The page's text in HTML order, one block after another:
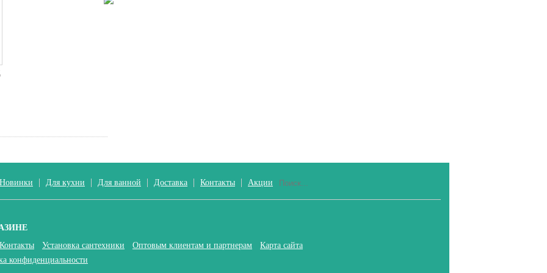
Новинки Для кухни Для ванной Доставка Контакты Акции
Контакты Установка сантехники Оптовым клиентам и партнерам
Карта сайта
конфиденциальности